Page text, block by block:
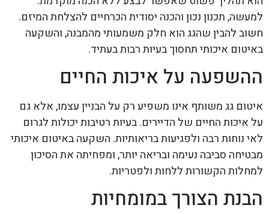
למעשה, תכנון נכון והכנה יסודית הכרחיים להצלחת המיזם.
חשוב להבין שהגג הוא חלק משמעותי מהמבנה, והשקעה
באיטום איכותי תחסוך בעיות רבות בעתיד.
ההשפעה על איכות החיים
איטום גג משותף אינו משפיע רק על הבניין עצמו, אלא גם
על איכות החיים של הדיירים. בעיות רטיבות יכולות לגרום
לאי נוחות רבה ולפגיעות בריאותיות. השקעה באיטום איכותי
מבטיחה סביבה נעימה ובריאה יותר, ומפחיתה את הסיכון
למחלות הקשורות ללחות ולפטריות.
הבנת הצורך במומחיות